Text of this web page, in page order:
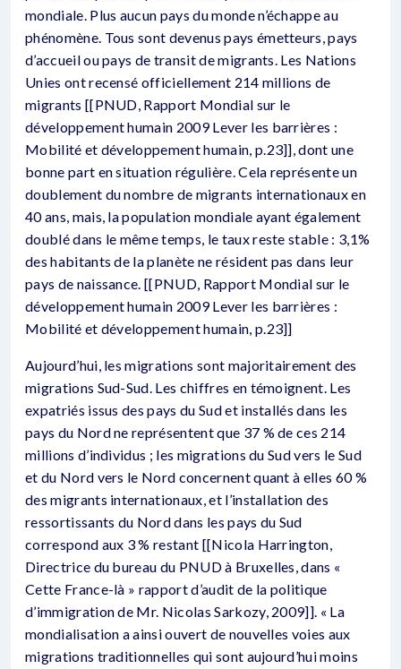
mondiale. Plus aucun pays du monde n’échappe au
phénomène. Tous sont devenus pays émetteurs, pays
d’accueil ou pays de transit de migrants. Les Nations
Unies ont recensé officiellement 214 millions de
migrants [[PNUD, Rapport Mondial sur le
développement humain 2009 Lever les barrières :
Mobilité et développement humain, p.23]], dont une
bonne part en situation régulière. Cela représente un
doublement du nombre de migrants internationaux en
40 ans, mais, la population mondiale ayant également
doublé dans le même temps, le taux reste stable : 3,1%
des habitants de la planète ne résident pas dans leur
pays de naissance. [[PNUD, Rapport Mondial sur le
développement humain 2009 Lever les barrières :
Mobilité et développement humain, p.23]]
Aujourd’hui, les migrations sont majoritairement des
migrations Sud-Sud. Les chiffres en témoignent. Les
expatriés issus des pays du Sud et installés dans les
pays du Nord ne représentent que 37 % de ces 214
millions d’individus ; les migrations du Sud vers le Sud
et du Nord vers le Nord concernent quant à elles 60 %
des migrants internationaux, et l’installation des
ressortissants du Nord dans les pays du Sud
correspond aux 3 % restant [[Nicola Harrington,
Directrice du bureau du PNUD à Bruxelles, dans «
Cette France-là » rapport d’audit de la politique
d’immigration de Mr. Nicolas Sarkozy, 2009]]. « La
mondialisation a ainsi ouvert de nouvelles voies aux
migrations traditionnelles qui sont aujourd’hui moins